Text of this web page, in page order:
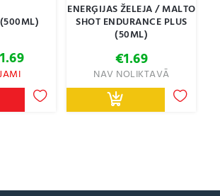
1.69Current
is:
€1.69.
ENERĢIJAS ŽELEJA / MALTO
SHOT ENDURANCE PLUS
(50ML)
€1.69
NAV NOLIKTAVĀ